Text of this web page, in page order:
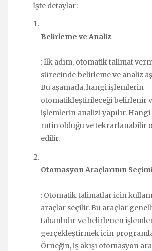
İşte detaylar:
Belirleme ve Analiz
: İlk adım, otomatik talimat
sürecinde belirleme ve analiz
Bu aşamada, hangi işlemlerin
otomatikleştirileceği belirlenir
işlemlerin analizi yapılır.
rutin olduğu ve tekrarlanabilir
edilir.
Otomasyon Araçlarının
: Otomatik talimatlar için
araçlar seçilir. Bu araçlar
tabanlıdır ve belirlenen
gerçekleştirmek için
Örneğin, iş akışı otomasyon